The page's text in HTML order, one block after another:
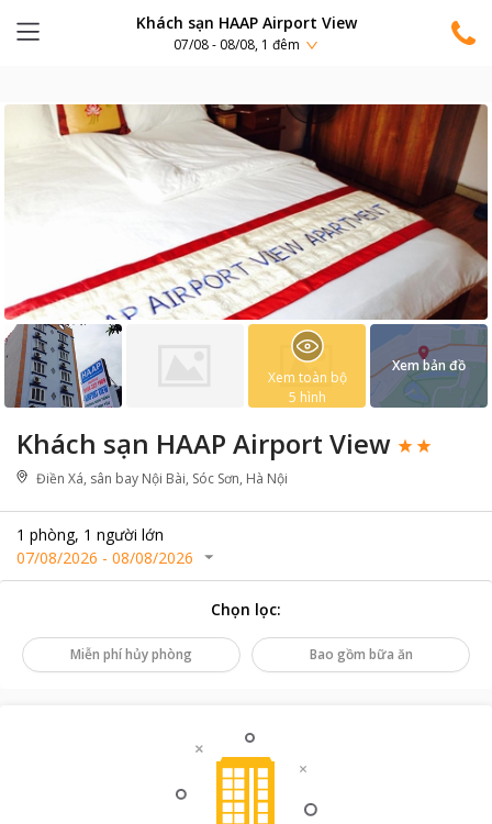
Khách sạn HAAP Airport View
07/08 - 08/08, 1 đêm
Khách sạn HAAP Airport View
Điền Xá, sân bay Nội Bài, Sóc Sơn, Hà Nội
1 phòng, 1 người lớn
07/08/2026 - 08/08/2026
Xem toàn bộ
5 hình
Xem bản đồ
Chọn lọc:
Miễn phí hủy phòng Bao gồm bữa ăn